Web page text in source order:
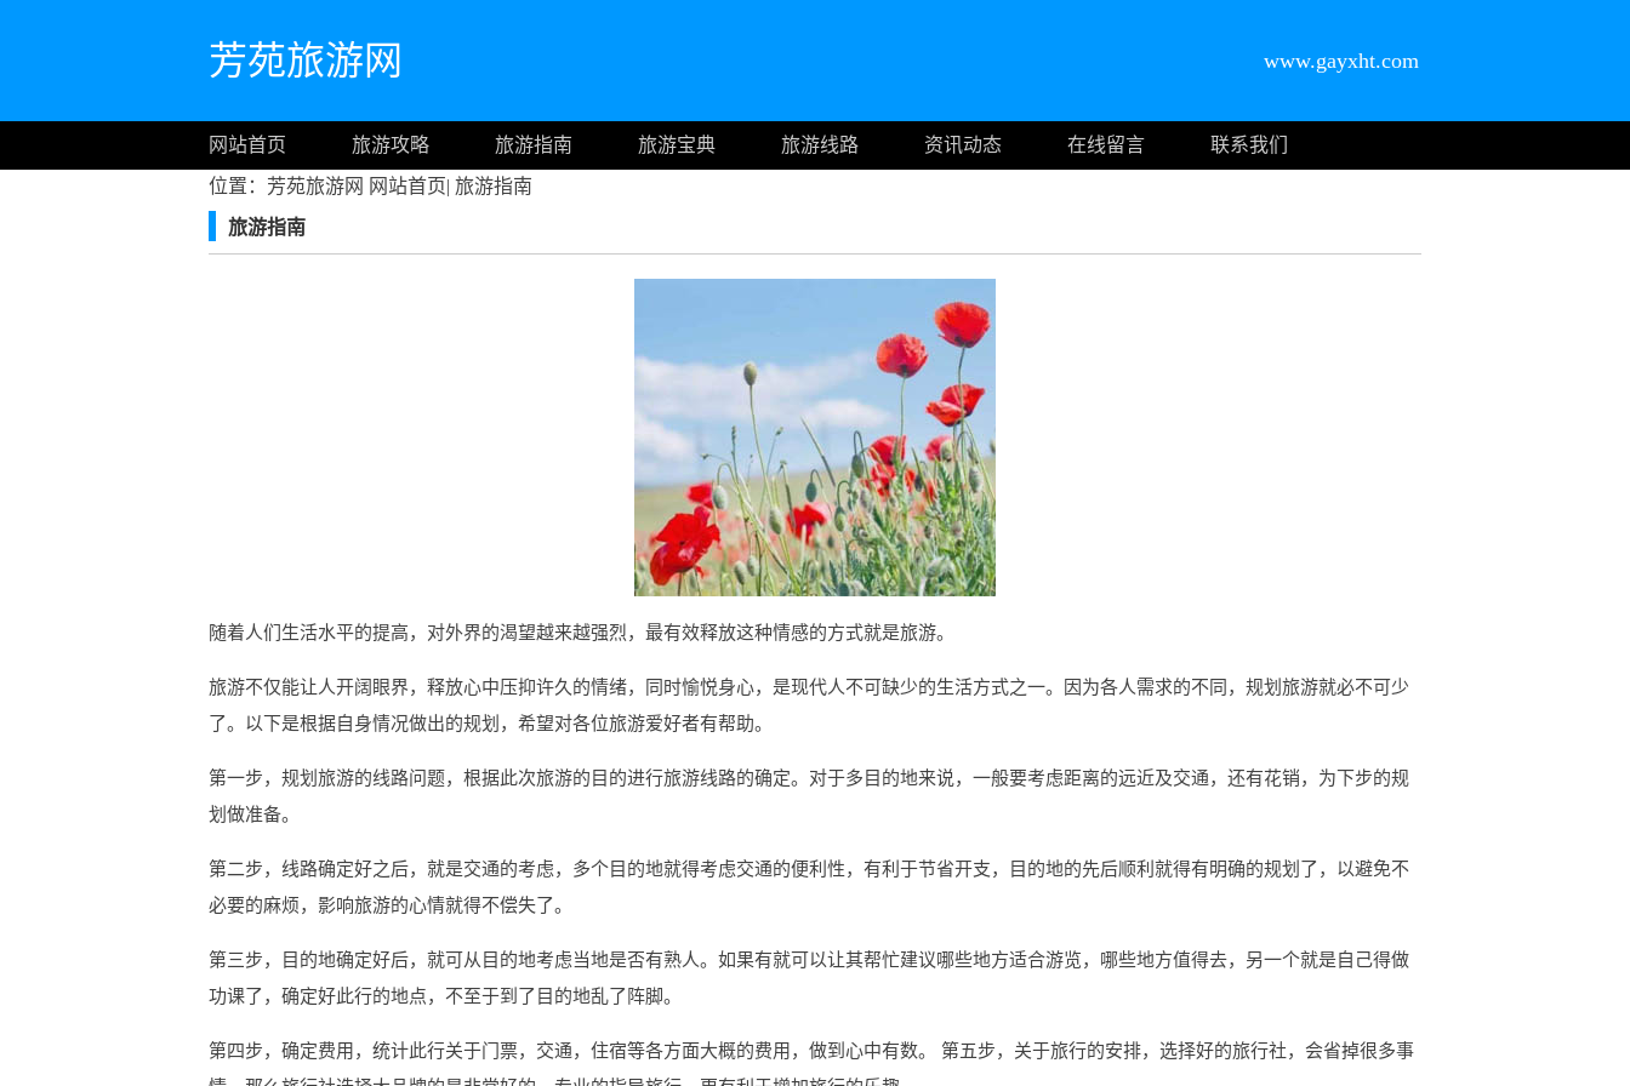
芳苑旅游网 www.gayxht.com
网站首页 旅游攻略 旅游指南 旅游宝典 旅游线路 资讯动态 在线留言
联系我们
位置：芳苑旅游网 网站首页| 旅游指南
旅游指南
随着人们生活水平的提高，对外界的渴望越来越强烈，最有效释放这种情感的方式就是旅游。
旅游不仅能让人开阔眼界，释放心中压抑许久的情绪，同时愉悦身心，是现代人不可缺少的生活方式之一。因为各人需求的不同，规划旅游就必不可少
了。以下是根据自身情况做出的规划，希望对各位旅游爱好者有帮助。
第一步，规划旅游的线路问题，根据此次旅游的目的进行旅游线路的确定。对于多目的地来说，一般要考虑距离的远近及交通，还有花销，为下步的规
划做准备。
第二步，线路确定好之后，就是交通的考虑，多个目的地就得考虑交通的便利性，有利于节省开支，目的地的先后顺利就得有明确的规划了，以避免不
必要的麻烦，影响旅游的心情就得不偿失了。
第三步，目的地确定好后，就可从目的地考虑当地是否有熟人。如果有就可以让其帮忙建议哪些地方适合游览，哪些地方值得去，另一个就是自己得做
功课了，确定好此行的地点，不至于到了目的地乱了阵脚。
第四步，确定费用，统计此行关于门票，交通，住宿等各方面大概的费用，做到心中有数。 第五步，关于旅行的安排，选择好的旅行社，会省掉很多事